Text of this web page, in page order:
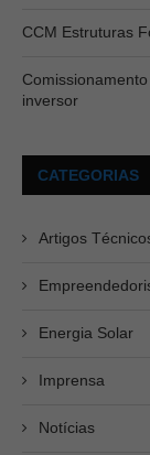
CCM Estruturas
inversor
CATEGORIAS
Artigos
Energia Solar
Imprensa
Notícias